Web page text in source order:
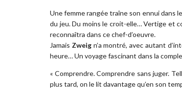
Une femme rangée traîne son ennui dans
du jeu. Du moins le croit-elle… Vertige et
reconnaîtra dans ce chef-d’oeuvre.
Jamais Zweign’a montré, avec autant
heure… Un voyage fascinant dans la
« Comprendre. Comprendre sans juger.
plus tard, on le lit davantage qu’en son